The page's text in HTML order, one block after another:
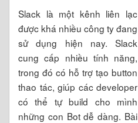
Slack là một kênh liên lạc
được khá nhiều công ty đang
sử dụng hiện nay. Slack
cung cấp nhiều tính năng,
trong đó có hỗ trợ tạo button
thao tác, giúp các developer
có thể tự build cho mình
những con Bot dễ dàng. Bài